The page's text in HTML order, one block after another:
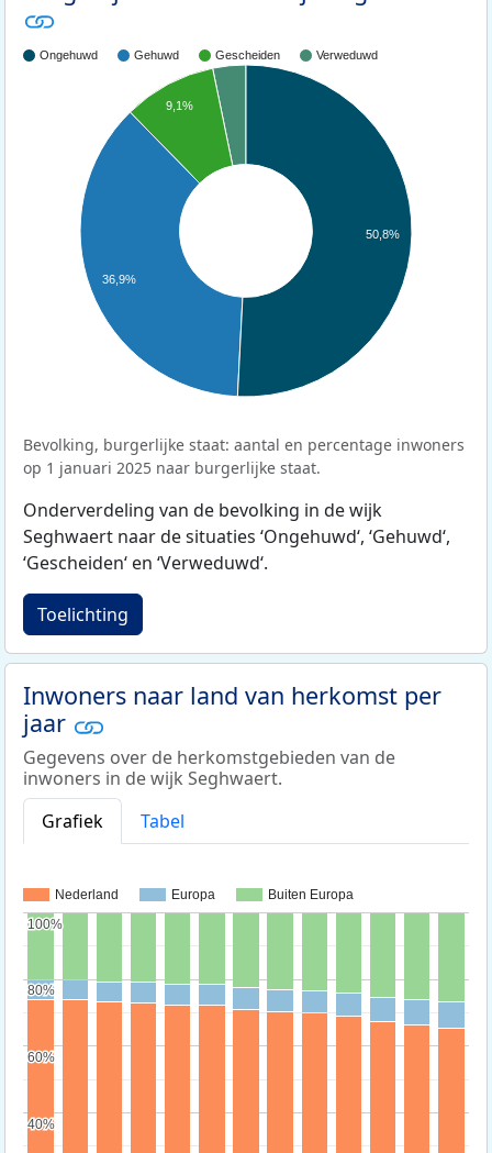
Ongehuwd Gehuwd Gescheiden Verweduwd
9,1%
36,9%
50,8%
Bevolking, burgerlijke staat: aantal en percentage inwoners
op 1 januari 2025 naar burgerlijke staat.
Onderverdeling van de bevolking in de wijk
Seghwaert naar de situaties ‘Ongehuwd‘, ‘Gehuwd‘,
‘Gescheiden‘ en ‘Verweduwd‘.
Toelichting
Inwoners naar land van herkomst per
jaar
Gegevens over de herkomstgebieden van de
inwoners in de wijk Seghwaert.
Grafiek
Tabel
Nederland Europa Buiten Europa
40%
40%
60%
60%
80%
80%
100%
100%